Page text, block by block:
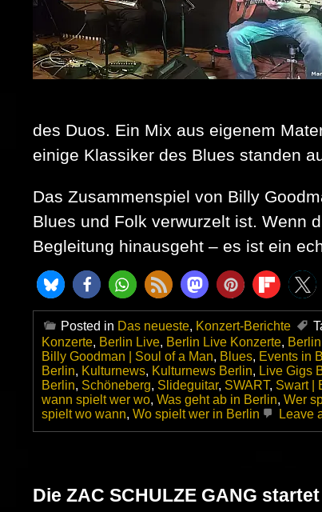
des Duos. Ein Mix aus eigenem
einige Klassiker des Blues standen
Das Zusammenspiel von Billy
Blues und Folk verwurzelt ist. Wenn
Begleitung hinausgeht – es ist ein
Posted in Das neueste, Konzert-Berichte
Konzerte, Berlin Live, Berlin Live Konzerte,
Billy Goodman | Soul of a Man, Blues, Events in
Berlin, Kulturnews, Kulturnews Berlin, Live Gigs
Berlin, Schöneberg, Slideguitar, SWART, Swart |
wann spielt wer wo, Was geht ab in Berlin, Wer
spielt wo wann, Wo spielt wer in Berlin Leave
Die ZAC SCHULZE GANG